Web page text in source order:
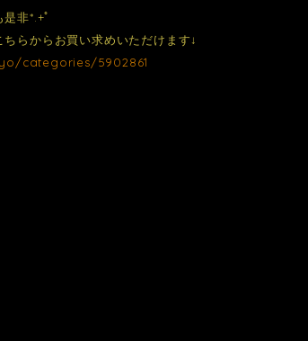
非*.+ﾟ
らからお買い求めいただけます↓
categories/5902861